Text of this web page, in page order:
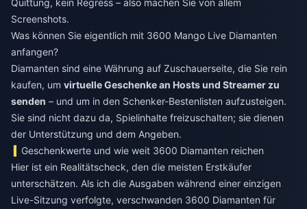
Screenshots.
Was können Sie eigentlich mit 3600 Mango Live Diamanten
anfangen?
Diamanten sind eine Währung auf Zuschauerseite, die Sie rein
kaufen, um virtuelle Geschenke an Hosts und Streamer zu
senden – und um in den Schenker-Bestenlisten aufzusteigen.
Sie sind nicht dazu da, Spielinhalte freizuschalten; sie dienen
der Unterstützung und dem Angeben.
Geschenkwerte und wie weit 3600 Diamanten reichen
Hier ist ein Realitätscheck, den die meisten Erstkäufer
unterschätzen. Als ich die Ausgaben während einer einzigen
Live-Sitzung verfolgte, verschwanden 3600 Diamanten für